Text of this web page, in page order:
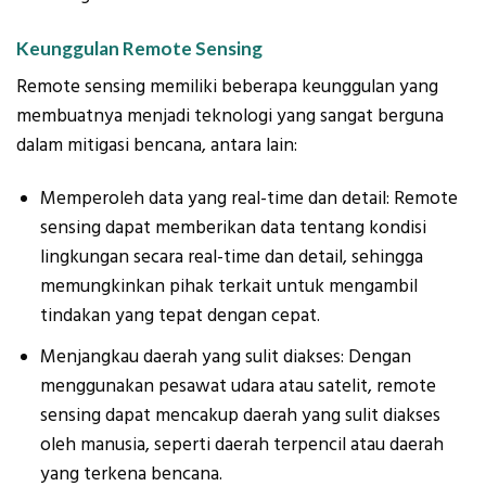
Keunggulan Remote Sensing
Remote sensing memiliki beberapa keunggulan yang
membuatnya menjadi teknologi yang sangat berguna
dalam mitigasi bencana, antara lain:
Memperoleh data yang real-time dan detail: Remote
sensing dapat memberikan data tentang kondisi
lingkungan secara real-time dan detail, sehingga
memungkinkan pihak terkait untuk mengambil
tindakan yang tepat dengan cepat.
Menjangkau daerah yang sulit diakses: Dengan
menggunakan pesawat udara atau satelit, remote
sensing dapat mencakup daerah yang sulit diakses
oleh manusia, seperti daerah terpencil atau daerah
yang terkena bencana.